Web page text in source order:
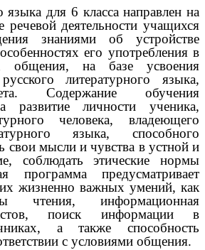
языка для 6 класса направлен на
речевой деятельности учащихся
знаниями об устройстве
его употребления в
общения, на базе усвоения
литературного языка,
Содержание обучения
развитие личности ученика,
человека, владеющего
языка, способного
свои мысли и чувства в устной и
соблюдать этические нормы
программа предусматривает
жизненно важных умений, как
чтения, информационная
поиск информации в
а также способность
с условиями общения.